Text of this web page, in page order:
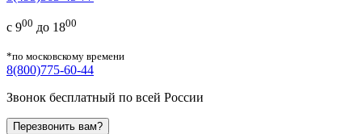
с 900 до 1800
*по московскому времени
8(800)775-60-44
Звонок бесплатный по всей России
Перезвонить вам?